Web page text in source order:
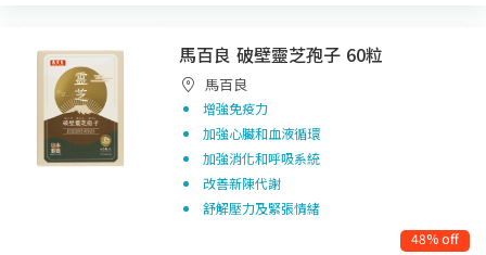
馬百良 破壁靈芝孢子 60粒
馬百良
增強免疫力
加強心臟和血液循環
加強消化和呼吸系統
改善新陳代謝
舒解壓力及緊張情緒
48% off